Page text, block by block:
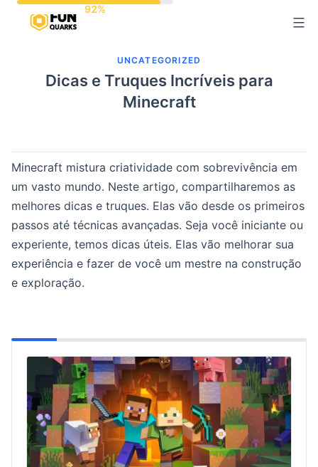
conteúdo
UNCATEGORIZED
Dicas e Truques Incríveis para
Minecraft
Minecraft mistura criatividade com sobrevivência em
um vasto mundo. Neste artigo, compartilharemos as
melhores dicas e truques. Elas vão desde os primeiros
passos até técnicas avançadas. Seja você iniciante ou
experiente, temos dicas úteis. Elas vão melhorar sua
experiência e fazer de você um mestre na construção
e exploração.